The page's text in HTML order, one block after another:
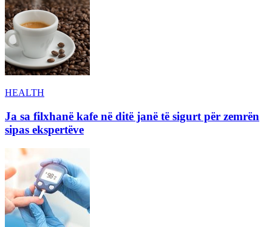
HEALTH
Ja sa filxhanë kafe në ditë janë të sigurt për zemrën
sipas ekspertëve